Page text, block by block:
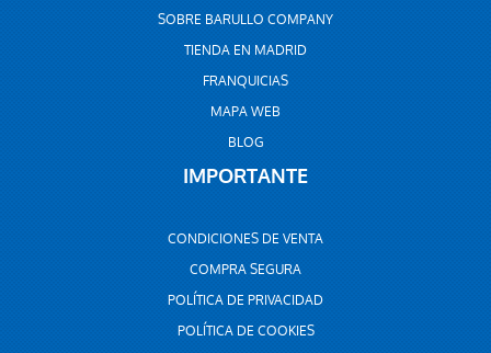
SOBRE BARULLO COMPANY
TIENDA EN MADRID
FRANQUICIAS
MAPA WEB
BLOG
IMPORTANTE
CONDICIONES DE VENTA
COMPRA SEGURA
POLÍTICA DE PRIVACIDAD
POLÍTICA DE COOKIES